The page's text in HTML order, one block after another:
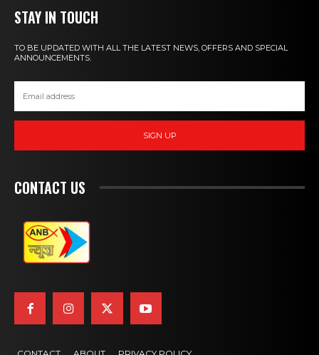
STAY IN TOUCH
TO BE UPDATED WITH ALL THE LATEST NEWS, OFFERS AND SPECIAL
ANNOUNCEMENTS.
SIGN UP
CONTACT US